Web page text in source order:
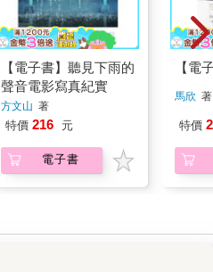
【電子書】聽見下雨的
聲音電影寫真紀實
方文山 著
特價 216 元
電子書
【電
馬欣 著
特價